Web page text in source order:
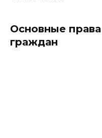
Основные
граждан